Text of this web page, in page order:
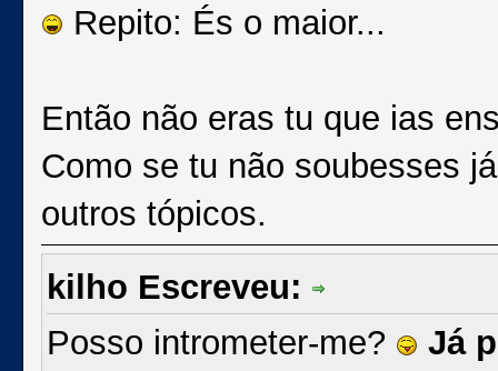
Repito: És o maior...
Então não eras tu que ias
Como se tu não soubesses
outros tópicos.
kilho Escreveu:
Posso intrometer-me?
Já